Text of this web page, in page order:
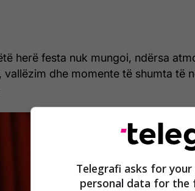
herë festa nuk mungoi, ndërsa
vallëzim dhe momente të shumta të
Telegrafi asks for
personal data for the